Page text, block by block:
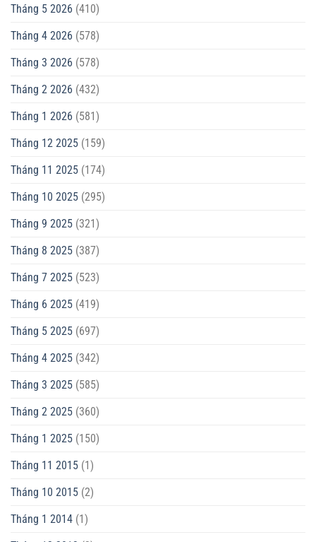
Tháng 5 2026 (410)
Tháng 4 2026 (578)
Tháng 3 2026 (578)
Tháng 2 2026 (432)
Tháng 1 2026 (581)
Tháng 12 2025 (159)
Tháng 11 2025 (174)
Tháng 10 2025 (295)
Tháng 9 2025 (321)
Tháng 8 2025 (387)
Tháng 7 2025 (523)
Tháng 6 2025 (419)
Tháng 5 2025 (697)
Tháng 4 2025 (342)
Tháng 3 2025 (585)
Tháng 2 2025 (360)
Tháng 1 2025 (150)
Tháng 11 2015 (1)
Tháng 10 2015 (2)
Tháng 1 2014 (1)